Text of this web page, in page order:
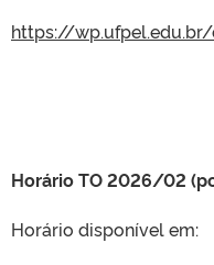
https://
Horário TO 2026/02
Horário disponível em: